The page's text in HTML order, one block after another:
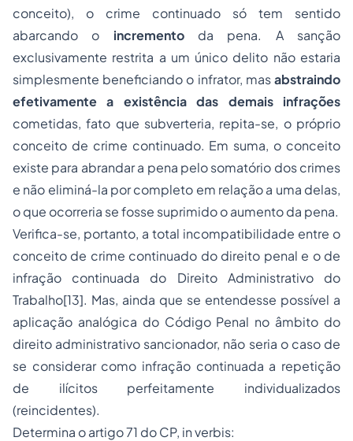
conceito), o crime continuado só tem sentido
abarcando o incrementoda pena. A sanção
exclusivamente restrita a um único delito não estaria
simplesmente beneficiando o infrator, masabstraindo
efetivamente a existência das demais infrações
cometidas, fato que subverteria, repita-se, o próprio
conceito de crime continuado. Em suma, o conceito
existe para abrandar a pena pelo somatório dos crimes
e não eliminá-la por completo em relação a uma delas,
o que ocorreria se fosse suprimido o aumento da pena.
Verifica-se, portanto, a total incompatibilidade entre o
conceito de crime continuado do direito penal e o de
infração continuada do Direito Administrativo do
Trabalho[13]. Mas, ainda que se entendesse possível a
aplicação analógica do Código Penal no âmbito do
direito administrativo sancionador, não seria o caso de
se considerar como infração continuada a repetição
de ilícitos perfeitamente individualizados
(reincidentes).
Determina o artigo 71 do CP, in verbis: